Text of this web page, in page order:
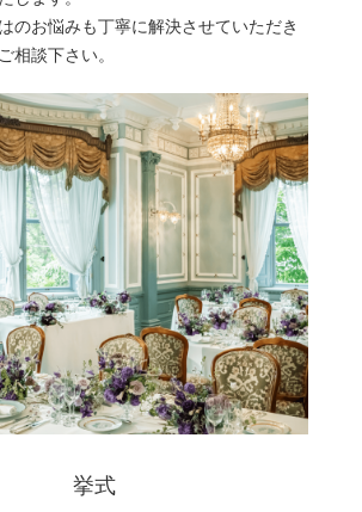
のお悩みも丁寧に解決させていただき
相談下さい。
挙式